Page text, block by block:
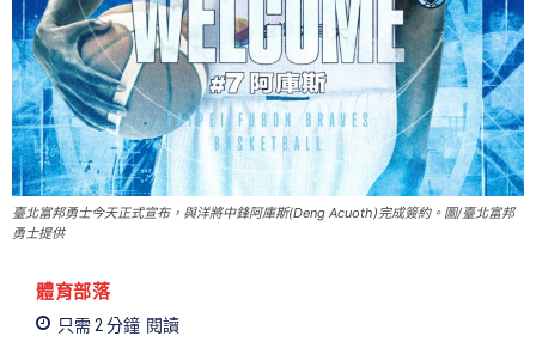
臺北富邦勇士今天正式宣布，與洋將中鋒阿庫斯(Deng Acuoth)完成簽約。圖/臺北富邦
勇士提供
體育部落
只需 2分鐘 閱讀